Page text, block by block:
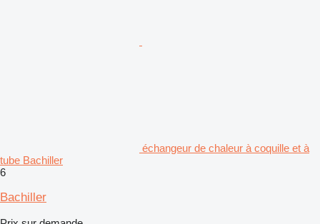
échangeur de chaleur à coquille et à
tube Bachiller
6
Bachiller